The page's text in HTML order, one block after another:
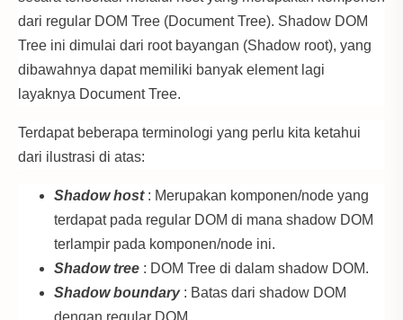
dari regular DOM Tree (Document Tree). Shadow DOM
Tree ini dimulai dari root bayangan (Shadow root), yang
dibawahnya dapat memiliki banyak element lagi
layaknya Document Tree.
Terdapat beberapa terminologi yang perlu kita ketahui
dari ilustrasi di atas:
Shadow host: Merupakan komponen/node yang
terdapat pada regular DOM di mana shadow DOM
terlampir pada komponen/node ini.
Shadow tree : DOM Tree di dalam shadow DOM.
Shadow boundary: Batas dari shadow DOM
dengan regular DOM.